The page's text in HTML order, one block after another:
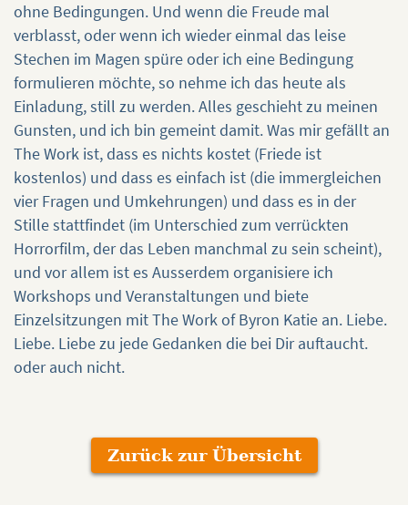
ohne Bedingungen. Und wenn die Freude mal
verblasst, oder wenn ich wieder einmal das leise
Stechen im Magen spüre oder ich eine Bedingung
formulieren möchte, so nehme ich das heute als
Einladung, still zu werden. Alles geschieht zu meinen
Gunsten, und ich bin gemeint damit. Was mir gefällt an
The Work ist, dass es nichts kostet (Friede ist
kostenlos) und dass es einfach ist (die immergleichen
vier Fragen und Umkehrungen) und dass es in der
Stille stattfindet (im Unterschied zum verrückten
Horrorfilm, der das Leben manchmal zu sein scheint),
und vor allem ist es Ausserdem organisiere ich
Workshops und Veranstaltungen und biete
Einzelsitzungen mit The Work of Byron Katie an. Liebe.
Liebe. Liebe zu jede Gedanken die bei Dir auftaucht.
oder auch nicht.
Zurück zur Übersicht